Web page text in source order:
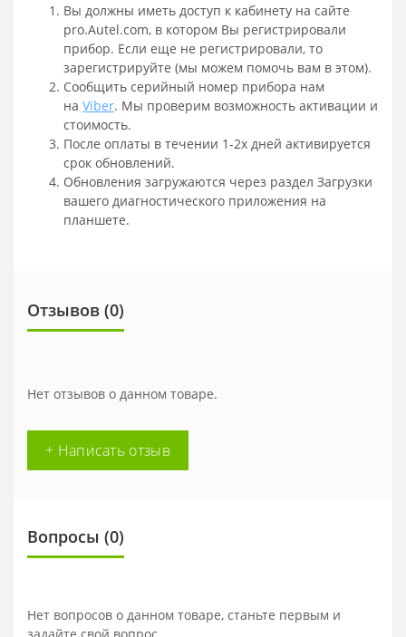
Вы должны иметь доступ к кабинету на сайте
pro.Autel.com, в котором Вы регистрировали
прибор. Если еще не регистрировали, то
зарегистрируйте (мы можем помочь вам в этом).
Сообщить серийный номер прибора нам
на Viber. Мы проверим возможность активации и
стоимость.
После оплаты в течении 1-2х дней активируется
срок обновлений.
Обновления загружаются через раздел Загрузки
вашего диагностического приложения на
планшете.
Отзывов (0)
Нет отзывов о данном товаре.
+ Написать отзыв
Вопросы (0)
Нет вопросов о данном товаре, станьте первым и